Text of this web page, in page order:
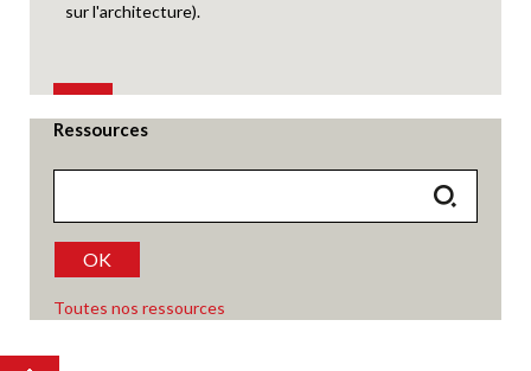
sur l'architecture).
Ressources
OK
Toutes nos ressources
Top